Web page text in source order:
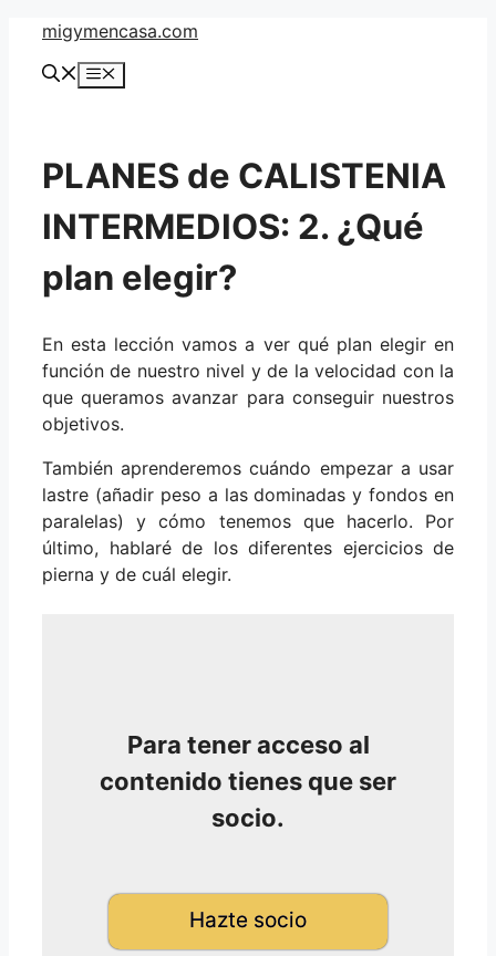
Saltar
contenido
migymencasa.com
Menú
PLANES de CALISTENIA
INTERMEDIOS: 2. ¿Qué
plan elegir?
En esta lección vamos a ver qué plan elegir en
función de nuestro nivel y de la velocidad con la
que queramos avanzar para conseguir nuestros
objetivos.
También aprenderemos cuándo empezar a usar
lastre (añadir peso a las dominadas y fondos en
paralelas) y cómo tenemos que hacerlo. Por
último, hablaré de los diferentes ejercicios de
pierna y de cuál elegir.
Para tener acceso al
contenido tienes que ser
socio.
Hazte socio